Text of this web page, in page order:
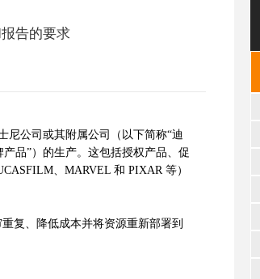
告的要求
公司或其附属公司（以下简称“迪
品”）的生产。这包括授权产品、促
、MARVEL 和 PIXAR 等）
复、降低成本并将资源重新部署到